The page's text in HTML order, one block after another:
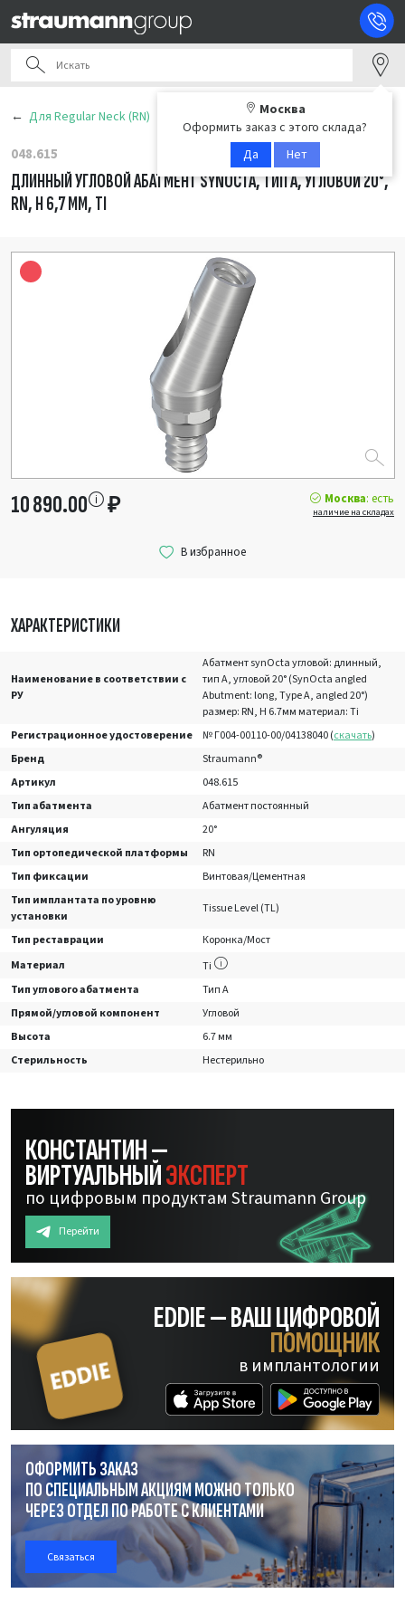
Москва
Оформить заказ с этого склада?
Да
Нет
Для Regular Neck (RN)
048.615
ДЛИННЫЙ УГЛОВОЙ АБАТМЕНТ SYNOCTA, ТИП A, УГЛОВОЙ 20°,
RN, Н 6,7 ММ, TI
ХАРАКТЕРИСТИКИ
Наименование в соответствии с
РУ
Абатмент synOcta угловой: длинный,
тип A, угловой 20° (SynOcta angled
Abutment: long, Type A, angled 20°)
размер: RN, Н 6.7мм материал: Ti
Регистрационное удостоверение
№ Г004-00110-00/04138040 (скачать)
Бренд
Straumann®
Артикул
048.615
Тип абатмента
Абатмент постоянный
Ангуляция
20°
Тип ортопедической платформы
RN
Тип фиксации
Винтовая/Цементная
Тип имплантата по уровню
установки
Tissue Level (TL)
Тип реставрации
Коронка/Мост
Материал
Ti
Тип углового абатмента
Тип А
Прямой/угловой компонент
Угловой
Высота
6.7 мм
Стерильность
Нестерильно
10 890.00 ₽ Москва: есть
наличие на складах
КОНСТАНТИН —
ВИРТУАЛЬНЫЙЭКСПЕРТ
по цифровым продуктам Straumann Group
Перейти
EDDIE — ВАШ ЦИФРОВОЙ
ПОМОЩНИК
в имплантологии
ОФОРМИТЬ ЗАКАЗ
ПО СПЕЦИАЛЬНЫМ АКЦИЯМ МОЖНО ТОЛЬКО
ЧЕРЕЗ ОТДЕЛПО РАБОТЕС КЛИЕНТАМИ
Связаться